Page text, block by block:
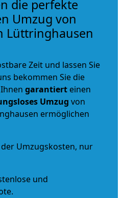
die perfekte
Umzug von
Lüttringhausen
Zeit und lassen Sie
bekommen Sie die
garantiert einen
Umzug von
ermöglichen
der Umzugskosten, nur
und